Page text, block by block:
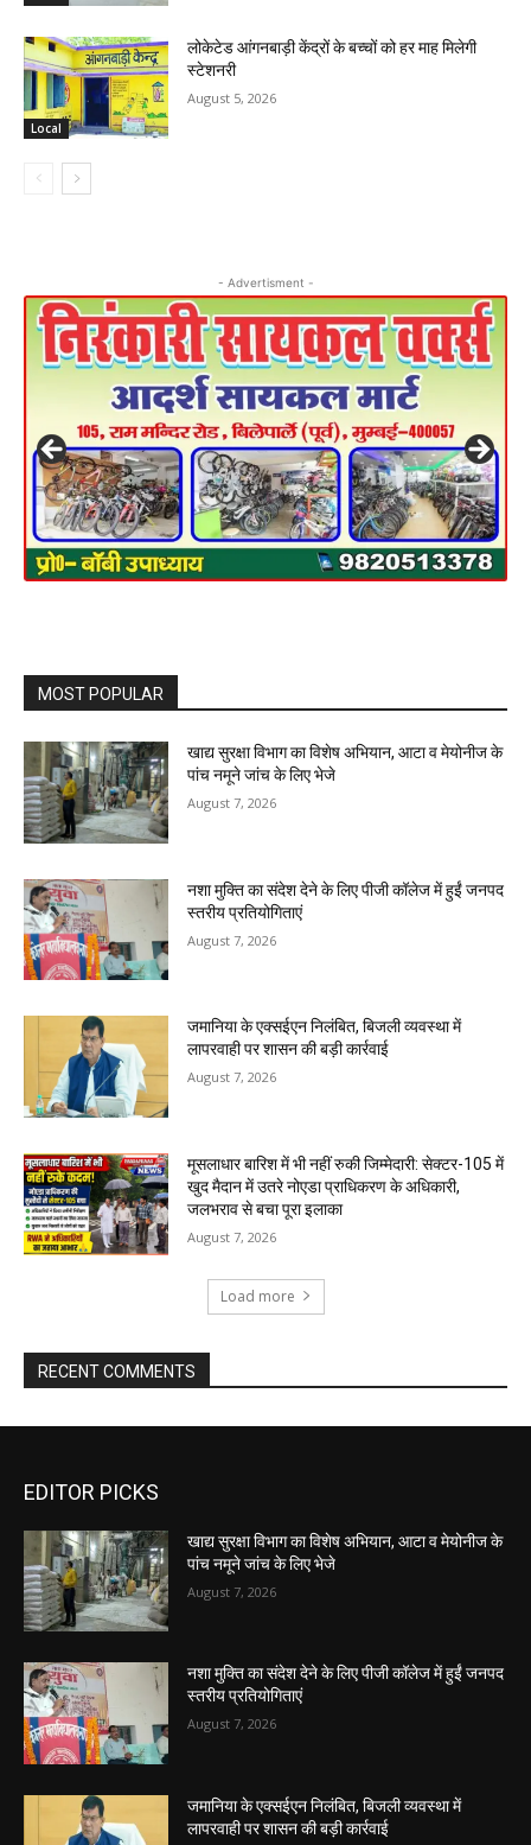
Local
लोकेटेड आंगनबाड़ी केंद्रों के बच्चों को हर माह मिलेगी
स्टेशनरी
August 5, 2026
- Advertisment -
MOST POPULAR
खाद्य सुरक्षा विभाग का विशेष अभियान, आटा व मेयोनीज के
पांच नमूने जांच के लिए भेजे
August 7, 2026
नशा मुक्ति का संदेश देने के लिए पीजी कॉलेज में हुईं जनपद
स्तरीय प्रतियोगिताएं
August 7, 2026
जमानिया के एक्सईएन निलंबित, बिजली व्यवस्था में
लापरवाही पर शासन की बड़ी कार्रवाई
August 7, 2026
मूसलाधार बारिश में भी नहीं रुकी जिम्मेदारी: सेक्टर-105 में
खुद मैदान में उतरे नोएडा प्राधिकरण के अधिकारी,
जलभराव से बचा पूरा इलाका
August 7, 2026
Load more
RECENT COMMENTS
EDITOR PICKS
खाद्य सुरक्षा विभाग का विशेष अभियान, आटा व मेयोनीज के
पांच नमूने जांच के लिए भेजे
August 7, 2026
नशा मुक्ति का संदेश देने के लिए पीजी कॉलेज में हुईं जनपद
स्तरीय प्रतियोगिताएं
August 7, 2026
जमानिया के एक्सईएन निलंबित, बिजली व्यवस्था में
लापरवाही पर शासन की बड़ी कार्रवाई